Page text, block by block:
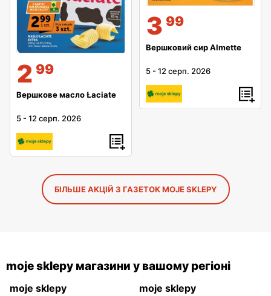
2 99
Вершкове масло Łaciate
5 -12 серп. 2026
3 99
Вершковий сир Almette
5 -12 серп. 2026
БІЛЬШЕ АКЦІЙ З ГАЗЕТОК MOJE SKLEPY
moje sklepy магазини у вашому регіоні
moje sklepy moje sklepy